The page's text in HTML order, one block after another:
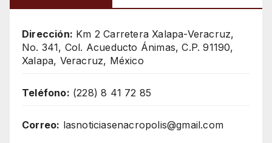
Dirección: Km 2 Carretera Xalapa-Veracruz,
No. 341, Col. Acueducto Ánimas, C.P. 91190,
Xalapa, Veracruz, México
Teléfono: (228) 8 41 72 85
Correo: lasnoticiasenacropolis@gmail.com